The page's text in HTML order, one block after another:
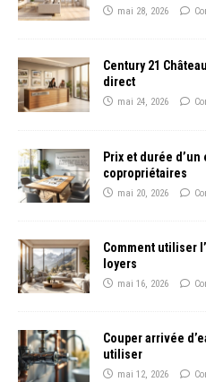
mai 28, 2026
Century 21
direct
mai 24, 2026
Prix et durée
copropriétaires
mai 20, 2026
Comment utiliser
loyers
mai 16, 2026
Couper arrivée
utiliser
mai 12, 2026